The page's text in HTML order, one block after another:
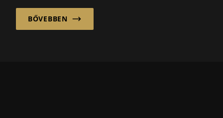
BŐVEBBEN